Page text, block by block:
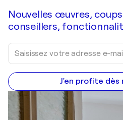
Nouvelles œuvres,
conseillers,
J'en profite dès